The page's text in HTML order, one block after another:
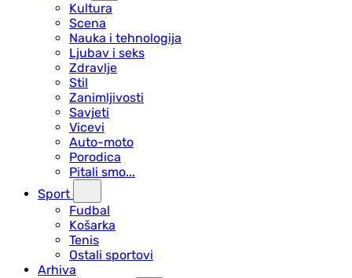
Kultura
Scena
Nauka i tehnologija
Ljubav i seks
Zdravlje
Stil
Zanimljivosti
Savjeti
Vicevi
Auto-moto
Porodica
Pitali smo...
Sport
Fudbal
Košarka
Tenis
Ostali sportovi
Arhiva